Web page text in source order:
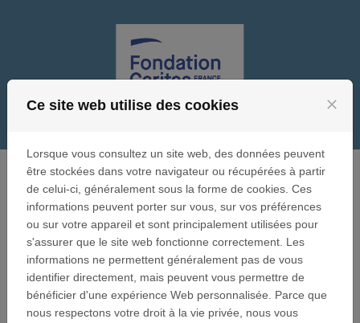
Passer au contenu
SE CONNECTER
Vous allez soumettre une demande de subvention à
l'une des Fondations abritées sous l'égide de la
Fondation Caritas France.
Traitement de votre dossier
Remplissez le formulaire de présentation du projet ;
joignez les pièces jointes demandées.
Ce site web utilise des cookies close
Lorsque vous consultez un site web, des données peuvent
être stockées dans votre navigateur ou récupérées à partir
de celui-ci, généralement sous la forme de cookies. Ces
informations peuvent porter sur vous, sur vos préférences
ou sur votre appareil et sont principalement utilisées pour
s'assurer que le site web fonctionne correctement. Les
informations ne permettent généralement pas de vous
identifier directement, mais peuvent vous permettre de
bénéficier d'une expérience Web personnalisée. Parce que
nous respectons votre droit à la vie privée, nous vous